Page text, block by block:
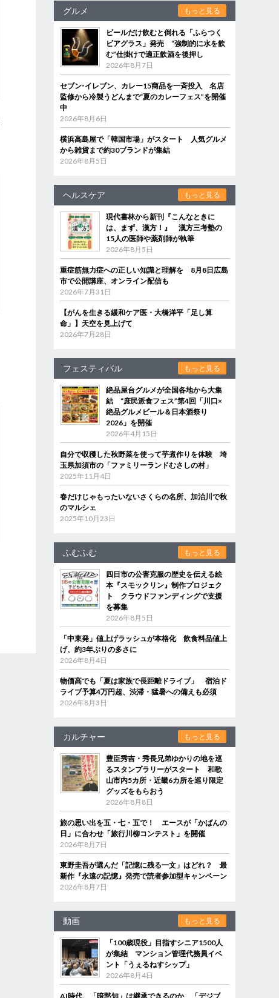
グルメ もっと見る
ビールだけ飲むと倒れる「ふらつく
ビアグラス」発売 “強制的に水を飲
む”仕掛けで適正飲酒を後押し
2026年8月7日
セブン‐イレブン、カレー15商品を一斉投入 名店
監修から冷製うどんまで“夏のカレーフェス”を開催
中
2026年8月6日
横浜高島屋で「韓国市場」がスタート 人気グルメ
から雑貨まで約30ブランドが集結
2026年8月5日
ヘルスケア もっと見る
現代書林から新刊『こんなときに
は、まず、漢方！』 漢方三考塾の
15人の医師や薬剤師が執筆
2026年8月5日
重症筋無力症への正しい知識と理解を 8月8日広島
市で公開講座、オンライン配信も
2026年7月31日
【がんを生きる緩和ケア医・大橋洋平「足し算
命」】天空を見上げて
2026年7月28日
フェスティバル もっと見る
絶品屋台グルメが全国各地から大集
結 “庶民派食フェス”第4回「川口×
絶品グルメビール＆日本酒祭り
2026」を開催
2026年4月15日
自分で収穫した秋野菜を使って芋煮作りを体験 埼
玉県加須市の「ファミリーランドむさしの村」
2025年11月4日
春だけじゃもったいないさくらの名所、加治川で秋
のマルシェ
2025年10月23日
ふむふむ もっと見る
四日市の公害克服の歴史を伝える絵
本『スモックリン』制作プロジェク
ト クラウドファンディングで支援
を募集
2026年8月5日
「中東発」値上げラッシュが本格化 飲食料品値上
げ、約3年ぶりの多さに
2026年8月4日
物価高でも「夏は家族で長距離ドライブ」 宿泊ド
ライブ予算4万円超、渋滞・猛暑への備えも必須
2026年8月3日
カルチャー もっと見る
豊臣秀吉・秀長兄弟ゆかりの地を巡
るスタンプラリーがスタート 和歌
山市内5カ所・近畿6カ所を巡り限定
グッズをもらおう
2026年8月8日
旅の思い出を五・七・五で！ エースが「かばんの
日」に合わせ「旅行川柳コンテスト」を開催
2026年8月7日
東野圭吾が選んだ「記憶に残る一文」はどれ？ 最
新作『永遠の記憶』発売で読者参加型キャンペーン
2026年8月7日
動画 もっと見る
「100歳現役」目指すシニア1500人
が集結 マンション管理代務員イベ
ント「うぇるねすシップ」
2026年8月4日
AI時代、「暗黙知」は継承できるのか 「デジブ